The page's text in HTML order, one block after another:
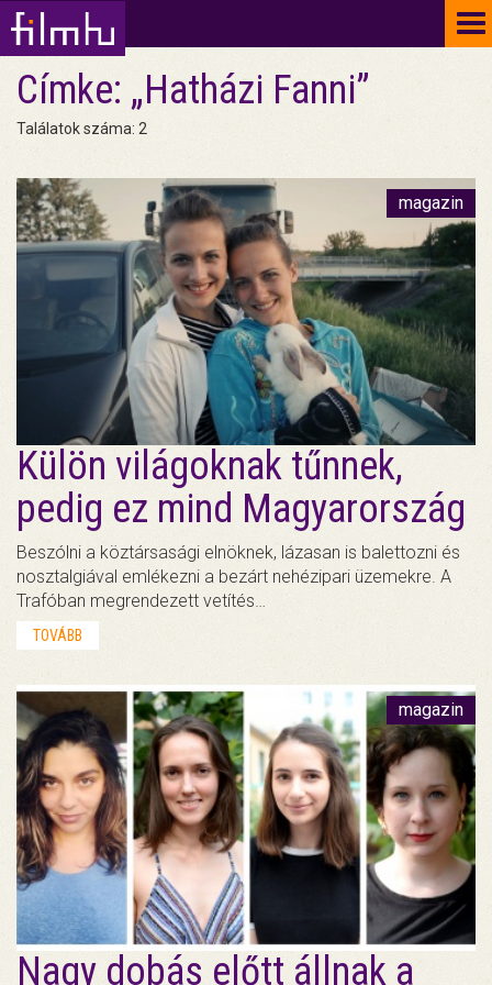
Címke: „Hatházi Fanni”
Találatok száma: 2
magazin
Külön világoknak tűnnek,
pedig ez mind Magyarország
Beszólni a köztársasági elnöknek, lázasan is balettozni és
nosztalgiával emlékezni a bezárt nehézipari üzemekre. A
Trafóban megrendezett vetítés…
TOVÁBB
magazin
Nagy dobás előtt állnak a